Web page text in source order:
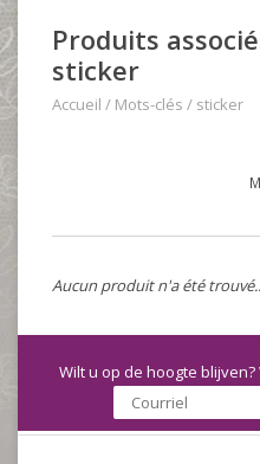
Produits
sticker
Accueil / Mots-clés / sticker
Aucun produit n'a été
Wilt u op de hoogte